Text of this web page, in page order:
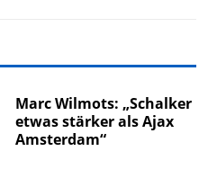
Marc Wilmots: „Schalker
etwas stärker als Ajax
Amsterdam“